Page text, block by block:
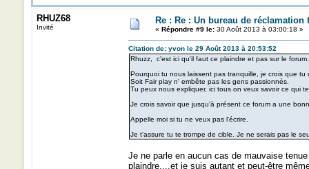
RHUZ68
Invité
Re : Re : Un bureau de réclamation
« Répondre #9 le:30 Août 2013 à 03:00:18 »
Citation de: yvon le 29 Août 2013 à 20:53:52
Rhuzz, c'est ici qu'il faut ce plaindre et pas sur le
Pourquoi tu nous laissent pas tranquille, je crois que tu
Soit Fair play n' embête pas les gens passionnés.
Tu peux nous expliquer, ici tous on veux savoir ce qui
Je crois savoir que jusqu'à présent ce forum a une
Appelle moi si tu ne veux pas l'écrire.
Je t'assure tu te trompe de cible. Je ne serais pas le
Je ne parle en aucun cas de mauvaise
plaindre....et je suis autant et peut-être